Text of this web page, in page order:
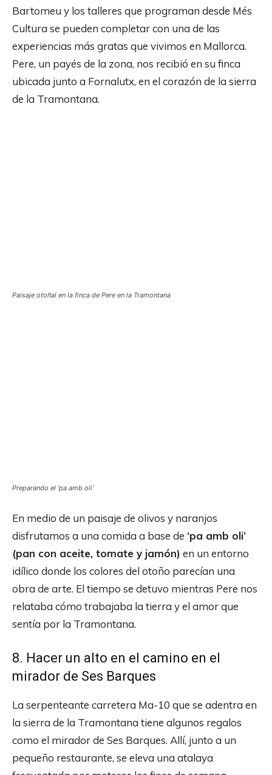
Bartomeu y los talleres que programan desde Més
Cultura se pueden completar con una de las
experiencias más gratas que vivimos en Mallorca.
Pere, un payés de la zona, nos recibió en su finca
ubicada junto a Fornalutx, en el corazón de la sierra
de la Tramontana.
Paisaje otoñal en la finca de Pere en la Tramontana
Preparando el ‘pa amb oli’
En medio de un paisaje de olivos y naranjos
disfrutamos a una comida a base de ‘pa amb oli’
(pan con aceite, tomate y jamón) en un entorno
idílico donde los colores del otoño parecían una
obra de arte. El tiempo se detuvo mientras Pere nos
relataba cómo trabajaba la tierra y el amor que
sentía por la Tramontana.
8. Hacer un alto en el camino en el
mirador de Ses Barques
La serpenteante carretera Ma-10 que se adentra en
la sierra de la Tramontana tiene algunos regalos
como el mirador de Ses Barques. Allí, junto a un
pequeño restaurante, se eleva una atalaya